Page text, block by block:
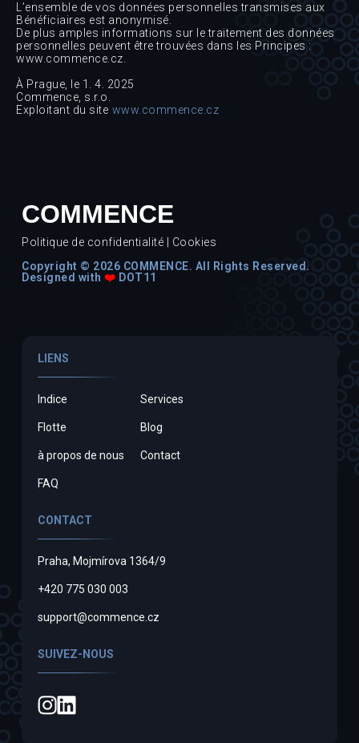
L’ensemble de vos données personnelles transmises aux
Bénéficiaires est anonymisé.
De plus amples informations sur le traitement des données
personnelles peuvent être trouvées dans les Principes :
www.commence.cz.
À Prague, le 1. 4. 2025
Commence, s.r.o.
Exploitant du site www.commence.cz
COMMENCE
Politique de confidentialité
Cookies
Copyright © 2026 COMMENCE. All Rights Reserved.
Designed with ❤️ DOT11
LIENS
Indice Services
Flotte Blog
à propos de nous Contact
FAQ
CONTACT
Praha, Mojmírova 1364/9
+420 775 030 003
support@commence.cz
SUIVEZ-NOUS